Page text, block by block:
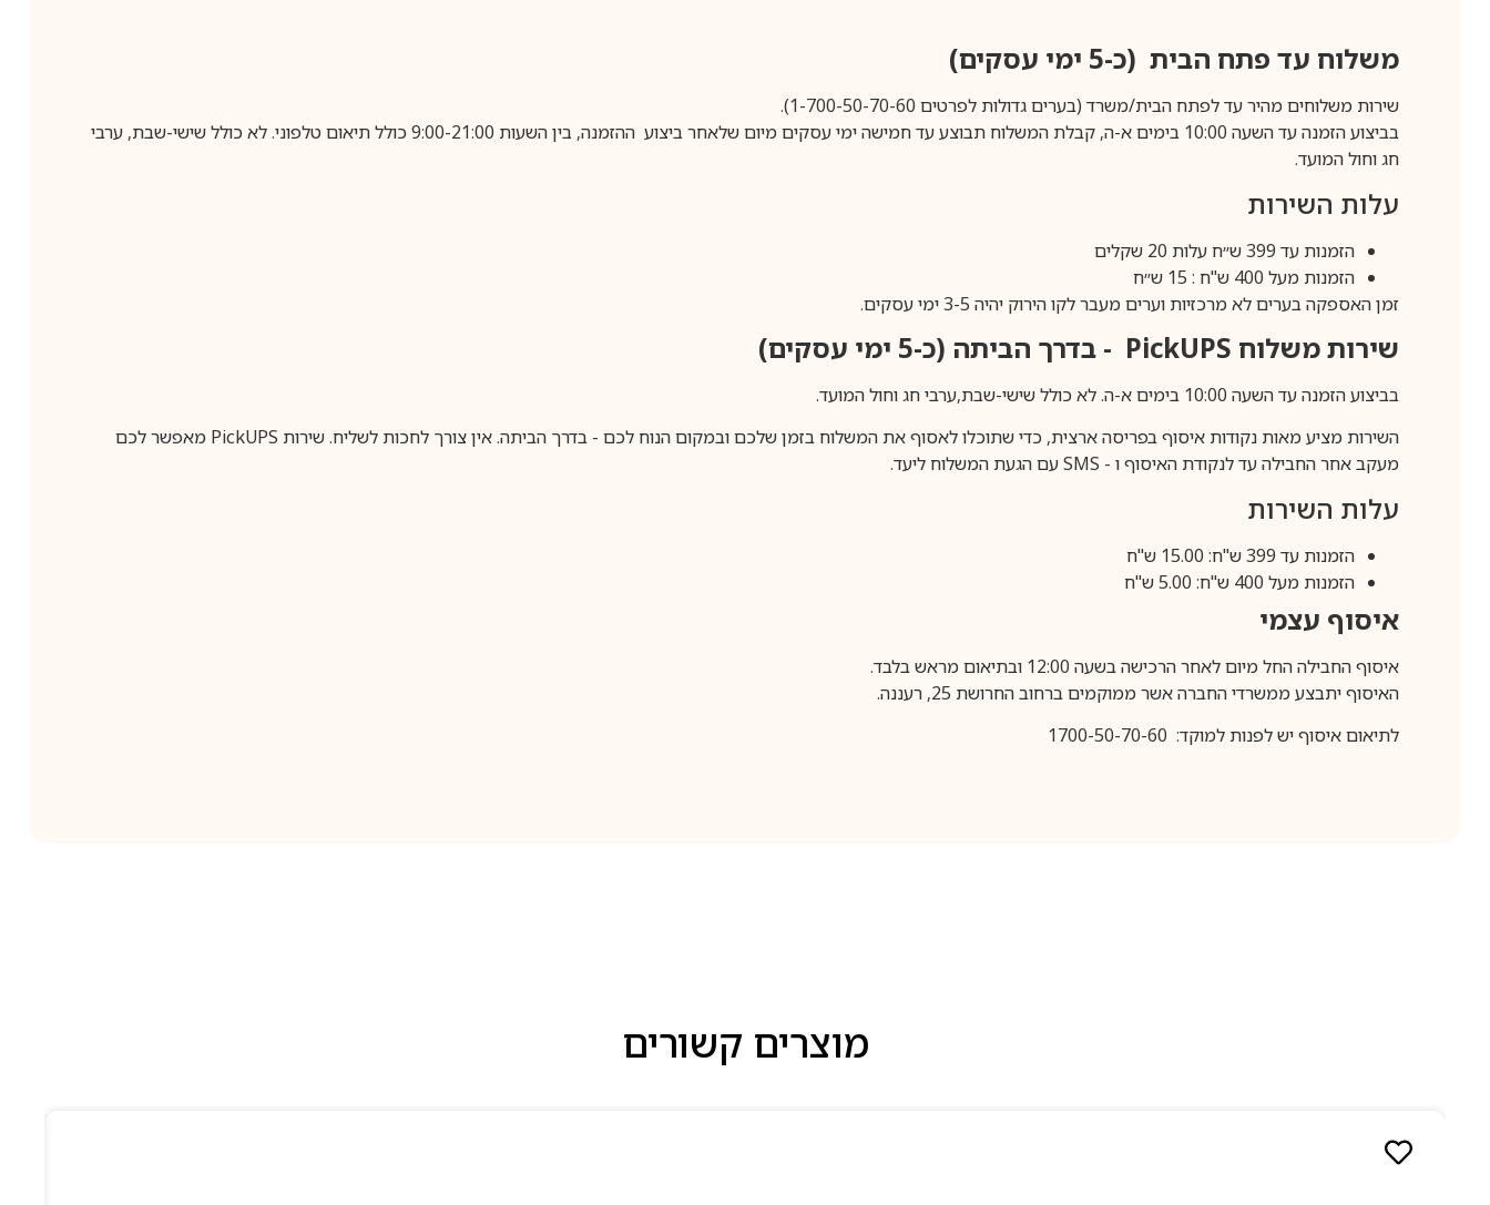
משלוח עד פתח הבית (כ-5 ימי עסקים)
שירות משלוחים מהיר עד לפתח הבית/משרד (בערים גדולות לפרטים 1-700-50-70-60).
בביצוע הזמנה עד השעה 10:00 בימים א-ה, קבלת המשלוח תבוצע עד חמישה ימי עסקים מיום שלאחר ביצוע ההזמנה, בין השעות 9:00-21:00 כולל תיאום טלפוני. לא כולל שישי-שבת, ערבי
חג וחול המועד.
עלות השירות
הזמנות עד 399 ש״ח עלות 20 שקלים
הזמנות מעל 400 ש"ח : 15 ש״ח
זמן האספקה בערים לא מרכזיות וערים מעבר לקו הירוק יהיה 3-5 ימי עסקים.
שירות משלוח PickUPS - בדרך הביתה (כ-5 ימי עסקים)
בביצוע הזמנה עד השעה 10:00 בימים א-ה. לא כולל שישי-שבת,ערבי חג וחול המועד.
השירות מציע מאות נקודות איסוף בפריסה ארצית, כדי שתוכלו לאסוף את המשלוח בזמן שלכם ובמקום הנוח לכם - בדרך הביתה. אין צורך לחכות לשליח. שירות PickUPS מאפשר לכם
מעקב אחר החבילה עד לנקודת האיסוף ו - SMSעם הגעת המשלוח ליעד.
עלות השירות
הזמנות עד 399 ש"ח: 15.00 ש"ח
הזמנות מעל 400 ש"ח: 5.00 ש"ח
איסוף עצמי
איסוף החבילה החל מיום לאחר הרכישה בשעה 12:00 ובתיאום מראש בלבד.
האיסוף יתבצע ממשרדי החברה אשר ממוקמים ברחוב החרושת 25, רעננה.
לתיאום איסוף יש לפנות למוקד: 1700-50-70-60
מוצרים קשורים